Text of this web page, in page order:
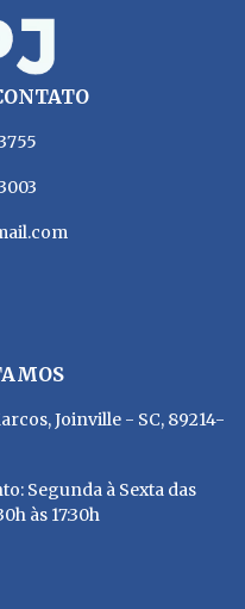
Joinville - SC, 89214-
Segunda à Sexta das
às 17:30h